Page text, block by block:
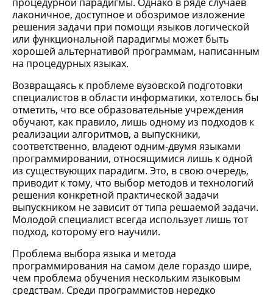
лаконичное, доступное и обозримое изложение
решения задачи при помощи языков логической
или функциональной парадигмы может быть
хорошей альтернативой программам, написанным
на процедурных языках.
Возвращаясь к проблеме вузовской подготовки
специалистов в области информатики, хотелось бы
отметить, что все образовательные учреждения
обучают, как правило, лишь одному из подходов к
реализации алгоритмов, а выпускники,
соответственно, владеют одним-двумя языками
программировании, относящимися лишь к одной
из существующих парадигм. Это, в свою очередь,
приводит к тому, что выбор методов и технологий
решения конкретной практической задачи
выпускником не зависит от типа решаемой задачи.
Молодой специалист всегда использует лишь тот
подход, которому его научили.
Проблема выбора языка и метода
программирования на самом деле гораздо шире,
чем проблема обучения нескольким языковым
средствам. Среди программистов нередко